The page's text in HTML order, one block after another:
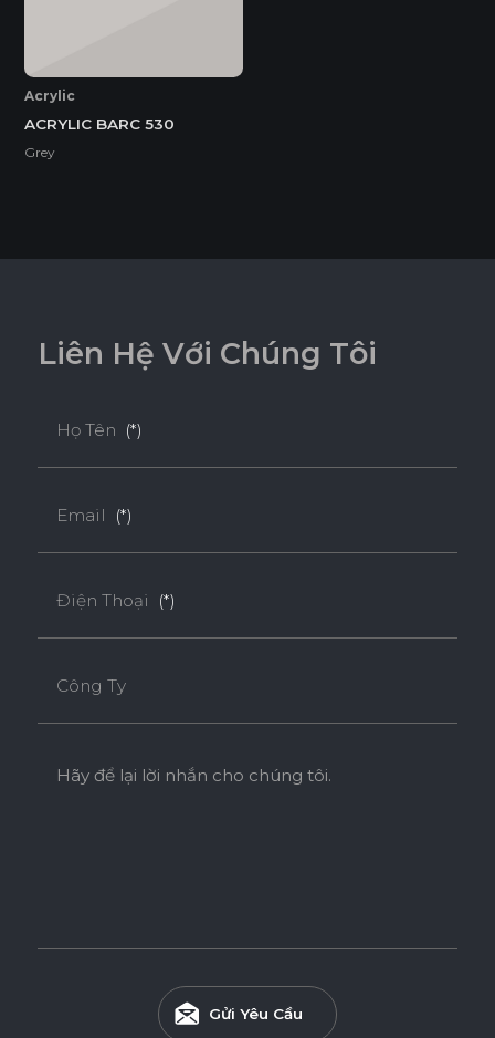
Ván Plywood Phủ Acrylic
Ván Plywood phủ Acrylic bề mặt bóng gương được sử
Tính năng
EPA
Acrylic
ACRYLIC BARC 530
Grey
Liên Hệ Với Chúng Tôi
Họ Tên (*)
Email (*)
Điện Thoại (*)
Công Ty
Hãy để lại lời nhắn cho chúng tôi.
Gửi Yêu Cầu